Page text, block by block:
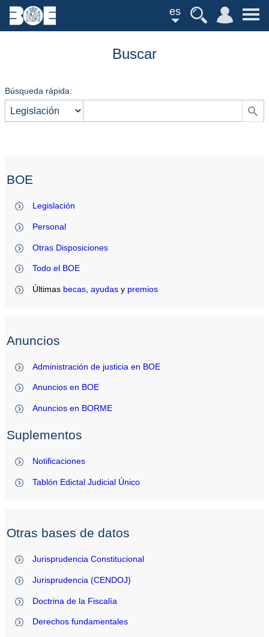
es
Buscar
Búsqueda rápida:
BOE
Legislación
Personal
Otras Disposiciones
Todo el BOE
Últimas becas ,ayudas y premios
Anuncios
Administración de justicia en BOE
Anuncios en BOE
Anuncios en BORME
Suplementos
Notificaciones
Tablón Edictal Judicial Único
Otras bases de datos
Jurisprudencia Constitucional
Jurisprudencia (CENDOJ)
Doctrina de la Fiscalía
Derechos fundamentales